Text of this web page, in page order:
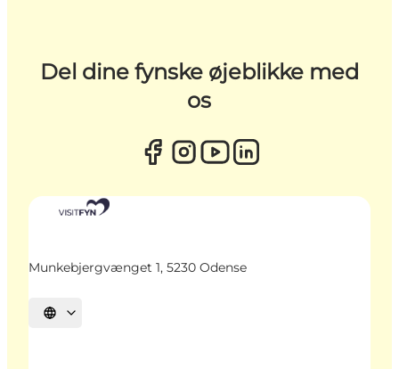
Del dine fynske øjeblikke med
os
Munkebjergvænget 1, 5230 Odense
Vælg sprog